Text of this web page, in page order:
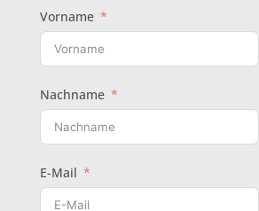
Vorname
Nachname
E-Mail